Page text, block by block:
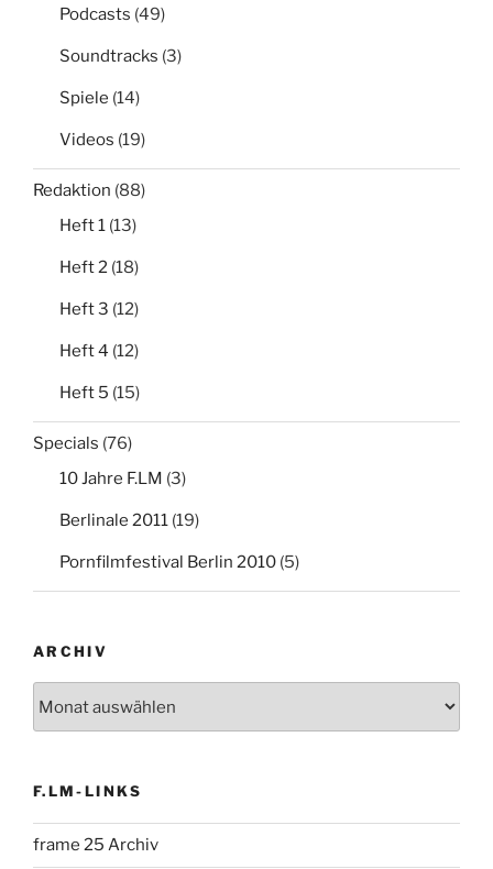
Podcasts (49)
Soundtracks (3)
Spiele (14)
Videos (19)
Redaktion (88)
Heft 1 (13)
Heft 2 (18)
Heft 3 (12)
Heft 4 (12)
Heft 5 (15)
Specials (76)
10 Jahre F.LM (3)
Berlinale 2011 (19)
Pornfilmfestival Berlin 2010 (5)
ARCHIV
F.LM-LINKS
frame 25 Archiv